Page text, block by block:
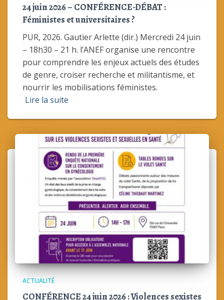
24 juin 2026 – CONFÉRENCE-DÉBAT :
Féministes et universitaires ?
PUR, 2026. Gautier Arlette (dir.) Mercredi 24 juin
– 18h30 – 21 h. l’ANEF organise une rencontre
pour comprendre les enjeux actuels des études
de genre, croiser recherche et militantisme, et
nourrir les mobilisations féministes.
Lire la suite
ACTUALITÉ
CONFÉRENCE 24 juin 2026 : Violences sexistes